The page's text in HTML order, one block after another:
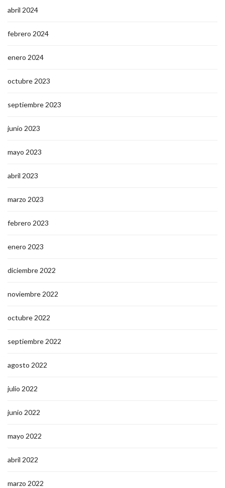
abril 2024
febrero 2024
enero 2024
octubre 2023
septiembre 2023
junio 2023
mayo 2023
abril 2023
marzo 2023
febrero 2023
enero 2023
diciembre 2022
noviembre 2022
octubre 2022
septiembre 2022
agosto 2022
julio 2022
junio 2022
mayo 2022
abril 2022
marzo 2022